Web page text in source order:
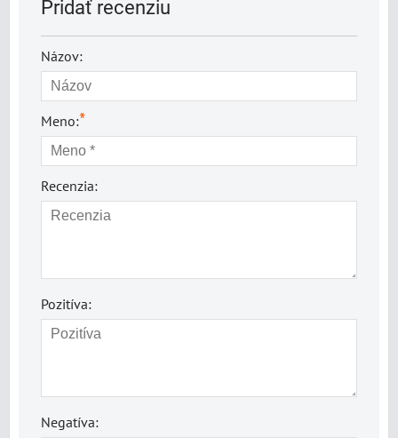
Pridať recenziu
Názov:
Meno:*
Recenzia:
Pozitíva:
Negatíva: